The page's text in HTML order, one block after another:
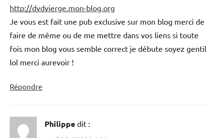
http://dvdvierge.mon-blog.org
Je vous est fait une pub exclusive sur mon blog merci de
faire de même ou de me mettre dans vos liens si toute
fois mon blog vous semble correct je débute soyez gentil
lol merci aurevoir !
Répondre
Philippe dit :